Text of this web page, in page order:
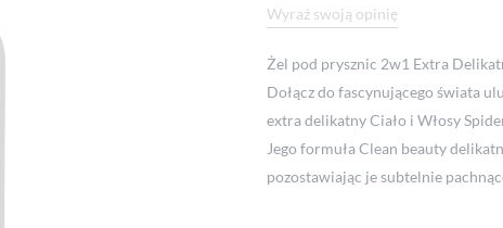
Wyraź swoją opinię
Żel pod prysznic 2w1 Extra
Dołącz do fascynującego świata
extra delikatny Ciało i Włosy
Jego formuła Clean beauty
pozostawiając je subtelnie